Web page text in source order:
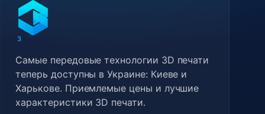
3
Самые передовые технологии 3D печати
теперь доступны в Украине: Киеве и
Харькове. Приемлемые цены и лучшие
характеристики 3D печати.